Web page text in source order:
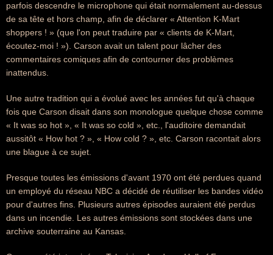
parfois descendre le microphone qui était normalement au-dessus
de sa tête et hors champ, afin de déclarer « Attention K-Mart
shoppers ! » (que l'on peut traduire par « clients de K-Mart,
écoutez-moi ! »). Carson avait un talent pour lâcher des
commentaires comiques afin de contourner des problèmes
inattendus.
Une autre tradition qui a évolué avec les années fut qu'à chaque
fois que Carson disait dans son monologue quelque chose comme
« It was so hot », « It was so cold », etc., l'auditoire demandait
aussitôt « How hot ? », « How cold ? », etc. Carson racontait alors
une blague à ce sujet.
Presque toutes les émissions d'avant 1970 ont été perdues quand
un employé du réseau NBC a décidé de réutiliser les bandes vidéo
pour d'autres fins. Plusieurs autres épisodes auraient été perdus
dans un incendie. Les autres émissions sont stockées dans une
archive souterraine au Kansas.